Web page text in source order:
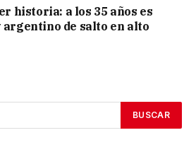
historia: a los 35 años es
de salto en alto